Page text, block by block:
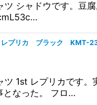
ツ シャドウです。豆
レプリカ ブラック
ツ 1st レプリカです
となった。 フロ…